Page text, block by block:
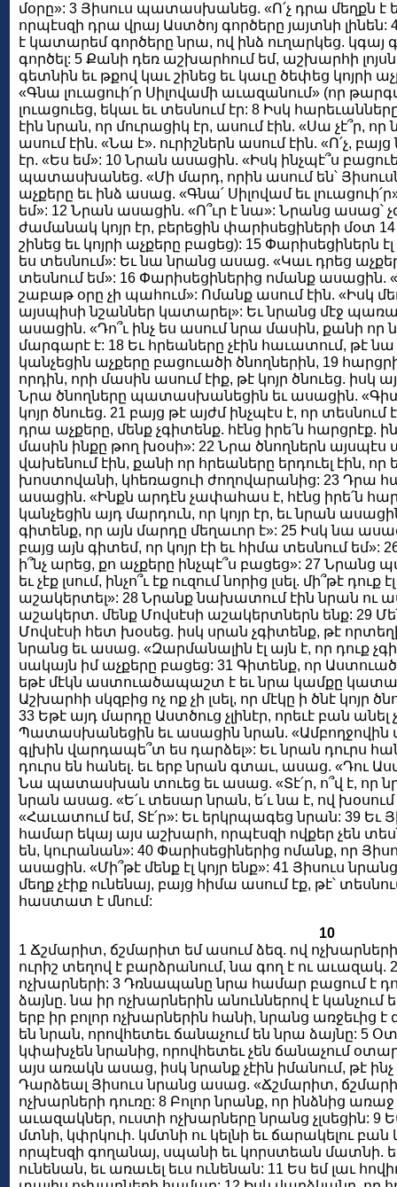
մօրը»: 3 Յիսուս պատասխանեց. «Ո՛չ դրա մեղքն է եւ
որպէսզի դրա վրայ Աստծոյ գործերը յայտնի
է կատարեմ գործերը նրա, ով ինձ ուղարկեց. կգայ
գործել: 5 Քանի դեռ աշխարհում եմ, աշխարհի
գետնին եւ թքով կաւ շինեց եւ կաւը ծեփեց կոյրի
«Գնա լուացուի՛ր Սիլովամի աւազանում» (որ
լուացուեց, եկաւ եւ տեսնում էր: 8 Իսկ
էին նրան, որ մուրացիկ էր, ասում էին. «Սա չէ՞ր, որ
ասում էին. «Նա է». ուրիշներն ասում էին. «Ո՛չ,
էր. «Ես եմ»: 10 Նրան ասացին. «Իսկ ինչպէ՞ս
պատասխանեց. «Մի մարդ, որին ասում են՝ Յիսուսն
աչքերը եւ ինձ ասաց. «Գնա՛ Սիլովամ եւ
եմ»: 12 Նրան ասացին. «Ո՞ւր է նա»: Նրանց ասաց՝
ժամանակ կոյր էր, բերեցին փարիսեցիների մօտ
շինեց եւ կոյրի աչքերը բացեց): 15 Փարիսեցիներն
ես տեսնում»: Եւ նա նրանց ասաց. «Կաւ դրեց
տեսնում եմ»: 16 Փարիսեցիներից ոմանք ասացին.
շաբաթ օրը չի պահում»: Ոմանք ասում էին. «Իսկ
այսպիսի նշաններ կատարել»: Եւ նրանց մէջ
ասացին. «Դո՞ւ ինչ ես ասում նրա մասին, քանի
մարգարէ է: 18 Եւ հրեաները չէին հաւատում, թէ նա
կանչեցին աչքերը բացուածի ծնողներին, 19
որդին, որի մասին ասում էիք, թէ կոյր ծնուեց. իսկ
Նրա ծնողները պատասխանեցին եւ ասացին.
կոյր ծնուեց. 21 բայց թէ այժմ ինչպէս է, որ
դրա աչքերը, մենք չգիտենք. հէնց իրե՛ն հարցրէք.
մասին ինքը թող խօսի»: 22 Նրա ծնողներն
վախենում էին, քանի որ հրեաները երդուել էին,
խոստովանի, կհեռացուի ժողովարանից: 23 Դրա
ասացին. «Ինքն արդէն չափահաս է, հէնց իրե՛ն
կանչեցին այդ մարդուն, որ կոյր էր, եւ նրան
գիտենք, որ այն մարդը մեղաւոր է»: 25 Իսկ նա
բայց այն գիտեմ, որ կոյր էի եւ հիմա տեսնում
ի՞նչ արեց, քո աչքերը ինչպէ՞ս բացեց»: 27
եւ չէք լսում, ինչո՞ւ էք ուզում նորից լսել. մի՞թէ
աշակերտել»: 28 Նրանք նախատում էին նրան ու
աշակերտ. մենք Մովսէսի աշակերտներն ենք: 29
Մովսէսի հետ խօսեց. իսկ սրան չգիտենք, թէ
նրանց եւ ասաց. «Զարմանալին էլ այն է, որ դուք
սակայն իմ աչքերը բացեց: 31 Գիտենք, որ Աստուած
եթէ մէկն աստուածապաշտ է եւ նրա կամքը
Աշխարհի սկզբից ոչ ոք չի լսել, որ մէկը ի ծնէ կոյր
33 Եթէ այդ մարդը Աստծուց չլինէր, որեւէ բան անել
Պատասխանեցին եւ ասացին նրան. «Ամբողջովին
գլխին վարդապե՞տ ես դարձել»: Եւ նրան դուրս
դուրս են հանել. եւ երբ նրան գտաւ, ասաց. «Դու
Նա պատասխան տուեց եւ ասաց. «Տէ՛ր, ո՞վ է, որ
նրան ասաց. «Ե՛ւ տեսար նրան, ե՛ւ նա է, ով
«Հաւատում եմ, Տէ՛ր»: Եւ երկրպագեց նրան: 39
համար եկայ այս աշխարհ, որպէսզի ովքեր չեն
են, կուրանան»: 40 Փարիսեցիներից ոմանք, որ
ասացին. «Մի՞թէ մենք էլ կոյր ենք»: 41 Յիսուս
մեղք չէիք ունենայ, բայց հիմա ասում էք, թէ՝
հաստատ է մնում:
10
1 Ճշմարիտ, ճշմարիտ եմ ասում ձեզ. ով
ուրիշ տեղով է բարձրանում, նա գող է ու աւազակ. 2
ոչխարների: 3 Դռնապանը նրա համար բացում է
ձայնը. նա իր ոչխարներին անուններով է կանչում
երբ իր բոլոր ոչխարներին հանի, նրանց առջեւից է
են նրան, որովհետեւ ճանաչում են նրա ձայնը: 5
կփախչեն նրանից, որովհետեւ չեն ճանաչում
այս առակն ասաց, իսկ նրանք չէին իմանում, թէ ինչ
Դարձեալ Յիսուս նրանց ասաց. «Ճշմարիտ,
ոչխարների դուռը: 8 Բոլոր նրանք, որ ինձնից առաջ
աւազակներ, ուստի ոչխարները նրանց չլսեցին: 9
մտնի, կփրկուի. կմտնի ու կելնի եւ ճարակելու բան
որպէսզի գողանայ, սպանի եւ կորստեան մատնի.
ունենան, եւ առաւել եւս ունենան: 11 Ես եմ լաւ